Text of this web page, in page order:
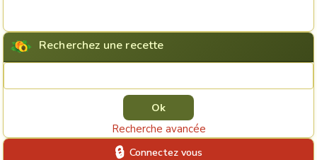
Recherchez une recette
Recherche avancée
Connectez vous